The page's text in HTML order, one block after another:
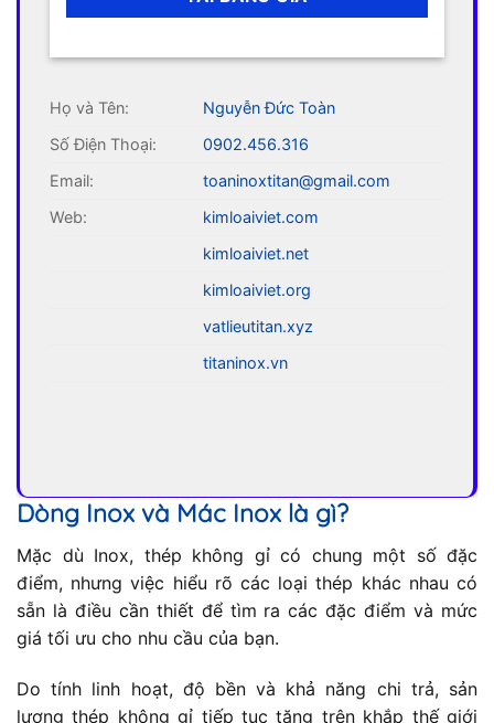
Họ và Tên:
Nguyễn Đức Toàn
Số Điện Thoại:
0902.456.316
Email:
toaninoxtitan@gmail.com
Web:
kimloaiviet.com
kimloaiviet.net
kimloaiviet.org
vatlieutitan.xyz
titaninox.vn
Dòng Inox và Mác Inox là gì?
Mặc dù Inox, thép không gỉ có chung một số đặc
điểm, nhưng việc hiểu rõ các loại thép khác nhau có
sẵn là điều cần thiết để tìm ra các đặc điểm và mức
giá tối ưu cho nhu cầu của bạn.
Do tính linh hoạt, độ bền và khả năng chi trả, sản
lượng thép không gỉ tiếp tục tăng trên khắp thế giới